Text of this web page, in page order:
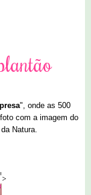
", onde as 500
com a imagem do
Natura.